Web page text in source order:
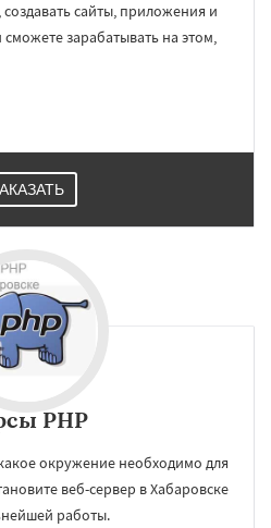
сайты, приложения и
зарабатывать на этом,
PHP
окружение необходимо для
веб-сервер в Хабаровске
работы.